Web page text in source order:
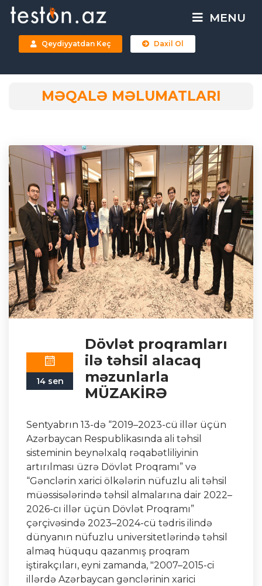
MENU
Qeydiyyatdan Keç Daxil Ol
MƏQALƏ MƏLUMATLARI
14 sen
Dövlət proqramları
ilə təhsil alacaq
məzunlarla
MÜZAKİRƏ
Sentyabrın 13-də “2019–2023-cü illər üçün
Azərbaycan Respublikasında ali təhsil
sisteminin beynəlxalq rəqabətliliyinin
artırılması üzrə Dövlət Proqramı” və
“Gənclərin xarici ölkələrin nüfuzlu ali təhsil
müəssisələrində təhsil almalarına dair 2022–
2026-cı illər üçün Dövlət Proqramı”
çərçivəsində 2023–2024-cü tədris ilində
dünyanın nüfuzlu universitetlərində təhsil
almaq hüququ qazanmış proqram
iştirakçıları, eyni zamanda, "2007–2015-ci
illərdə Azərbaycan gənclərinin xarici